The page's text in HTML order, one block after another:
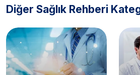
Diğer Sağlık Rehberi